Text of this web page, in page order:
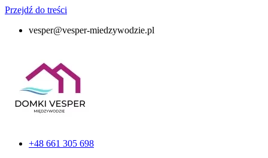
Przejdź do treści
vesper@vesper-miedzywodzie.pl
+48 661 305 698